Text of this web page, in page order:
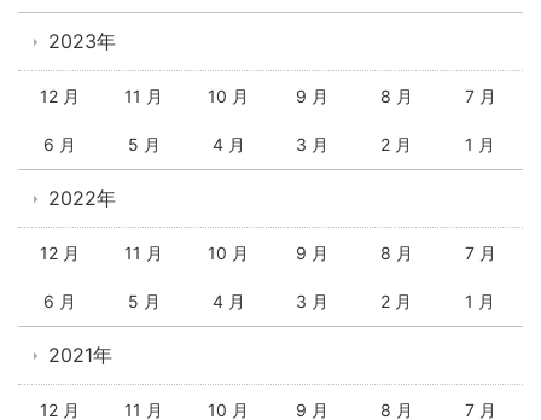
2023年
12 月 11 月 10 月 9 月 8 月 7 月
6 月 5 月 4 月 3 月 2 月 1 月
2022年
12 月 11 月 10 月 9 月 8 月 7 月
6 月 5 月 4 月 3 月 2 月 1 月
2021年
12 月 11 月 10 月 9 月 8 月 7 月